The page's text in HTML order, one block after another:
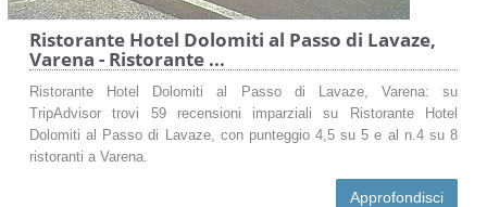
Ristorante Hotel Dolomiti al Passo di Lavaze,
Varena - Ristorante ...
Ristorante Hotel Dolomiti al Passo di Lavaze, Varena: su
TripAdvisor trovi 59 recensioni imparziali su Ristorante Hotel
Dolomiti al Passo di Lavaze, con punteggio 4,5 su 5 e al n.4 su 8
ristoranti a Varena.
Approfondisci